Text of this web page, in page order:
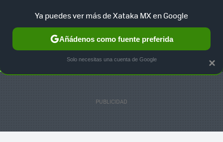
SELECCIÓN GAMING HOME AUTO TERRITORIO
×
Ya puedes ver más de Xataka MX en Google
Añádenos como fuente preferida
Solo necesitas una cuenta de Google